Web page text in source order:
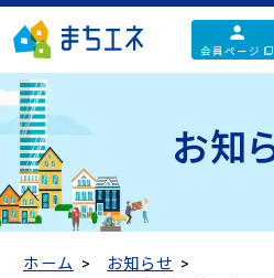
会員ページ
お知
ホーム
お知らせ